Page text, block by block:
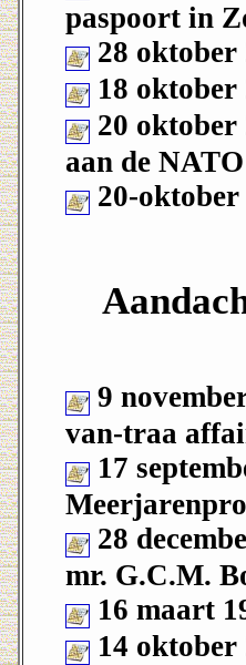
paspoort in
28 oktober
18
20 oktober
aan de NATO
20-
9
van-traa
17
28
mr. G.C.M.
16 maart
14 oktober